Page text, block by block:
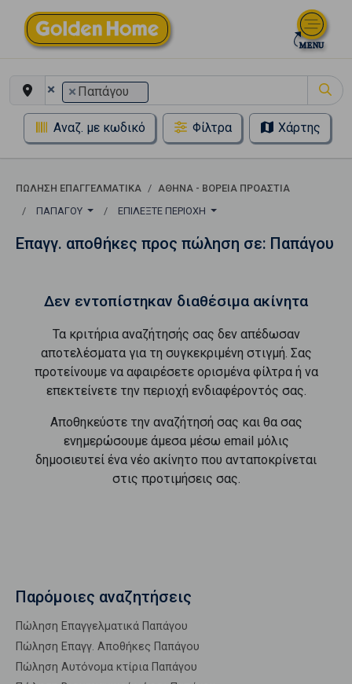
× × Παπάγου
Αναζ. με κωδικό Φίλτρα Χάρτης
ΠΏΛΗΣΗ ΕΠΑΓΓΕΛΜΑΤΙΚΆ
ΑΘΉΝΑ - ΒΌΡΕΙΑ ΠΡΟΆΣΤΙΑ
ΠΑΠΆΓΟΥ
ΕΠΙΛΈΞΤΕ ΠΕΡΙΟΧΉ
Επαγγ. αποθήκες προς πώληση σε: Παπάγου
Δεν εντοπίστηκαν διαθέσιμα ακίνητα
Τα κριτήρια αναζήτησής σας δεν απέδωσαν
αποτελέσματα για τη συγκεκριμένη στιγμή. Σας
προτείνουμε να αφαιρέσετε ορισμένα φίλτρα ή να
επεκτείνετε την περιοχή ενδιαφέροντός σας.
Αποθηκεύστε την αναζήτησή σας και θα σας
ενημερώσουμε άμεσα μέσω email μόλις
δημοσιευτεί ένα νέο ακίνητο που ανταποκρίνεται
στις προτιμήσεις σας.
Παρόμοιες αναζητήσεις
Πώληση Επαγγελματικά Παπάγου
Πώληση Επαγγ. Αποθήκες Παπάγου
Πώληση Αυτόνομα κτίρια Παπάγου